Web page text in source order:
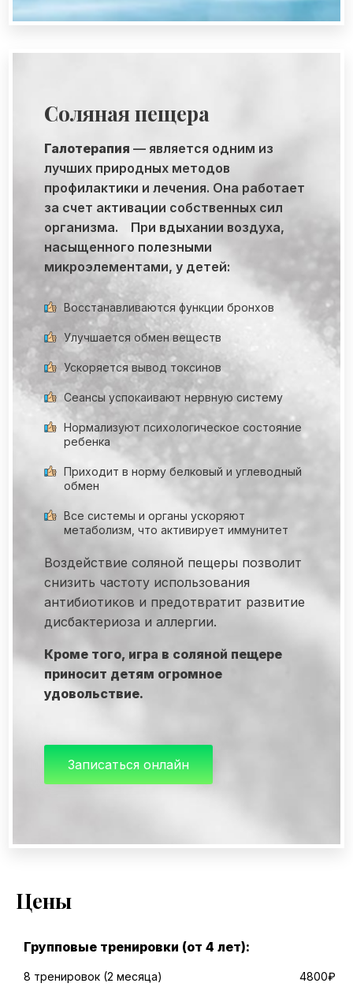
Соляная пещера
Галотерапия — является одним из
лучших природных методов
профилактики и лечения. Она работает
за счет активации собственных сил
организма.⠀ При вдыхании воздуха,
насыщенного полезными
микроэлементами, у детей:
Восстанавливаются функции бронхов
Улучшается обмен веществ
Ускоряется вывод токсинов
Сеансы успокаивают нервную систему
Нормализуют психологическое состояние
ребенка
Приходит в норму белковый и углеводный
обмен
Все системы и органы ускоряют
метаболизм, что активирует иммунитет
Воздействие соляной пещеры позволит
снизить частоту использования
антибиотиков и предотвратит развитие
дисбактериоза и аллергии.
Кроме того, игра в соляной пещере
приносит детям огромное
удовольствие.
Записаться онлайн
Цены
Групповые тренировки (от 4 лет):
8 тренировок (2 месяца) 4800₽